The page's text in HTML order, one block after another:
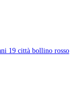
19 città bollino rosso